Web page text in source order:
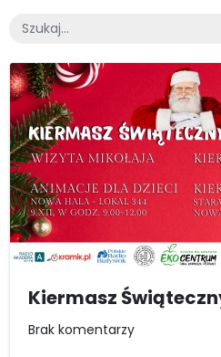
Kiermasz
Brak komentarzy